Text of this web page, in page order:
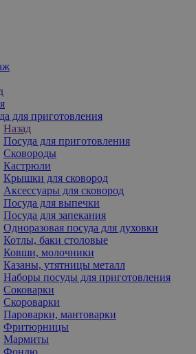
для приготовления
Назад
Посуда для приготовления
Сковороды
Кастрюли
Крышки для сковород
Аксессуары для сковород
Посуда для выпечки
Посуда для запекания
Одноразовая посуда для духовки
Котлы, баки столовые
Ковши, молочники
Казаны, утятницы металл
Наборы посуды для приготовления
Соковарки
Скороварки
Пароварки, мантоварки
Фритюрницы
Мармиты
Фондю